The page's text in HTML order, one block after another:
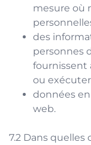
mesure où
des
personnes
fournissent
ou
données
web.
Dans quelles